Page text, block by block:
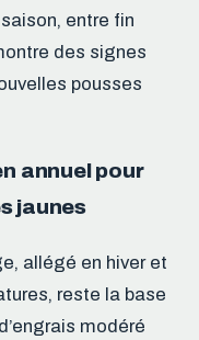
entre fin
des signes
pousses
annuel pour
jaunes
allégé en hiver et
reste la base
modéré